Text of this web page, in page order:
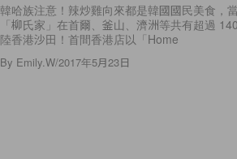
韓哈族注意！辣炒雞向來都是韓國國民美食，
「柳氏家」在首爾、釜山、濟洲等共有超過
陸香港沙田！首間香港店以「Home
By Emily.W/2017年5月23日